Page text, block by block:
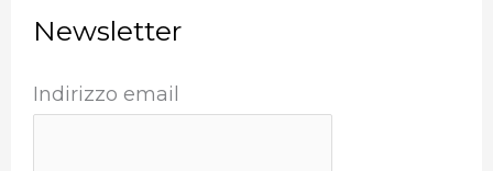
Newsletter
Indirizzo email